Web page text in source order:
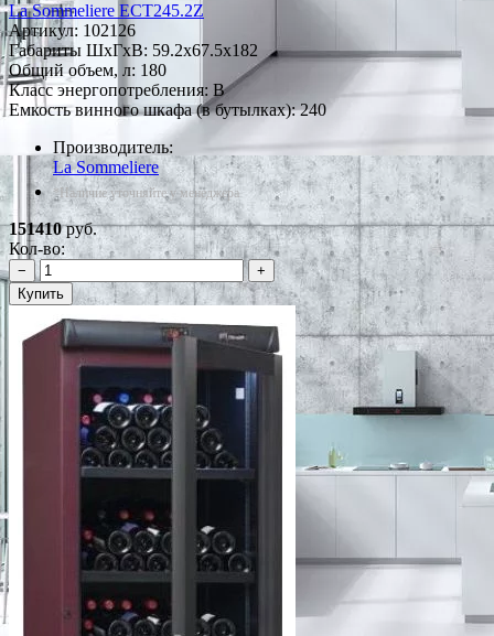
La Sommeliere ECT245.2Z
Артикул: 102126
Габариты ШxГxВ: 59.2x67.5x182
Общий объем, л: 180
Класс энергопотребления: B
Емкость винного шкафа (в бутылках): 240
Производитель:
La Sommeliere
*Наличие уточняйте у менеджера
151410руб.
Кол-во:
−
+
Купить